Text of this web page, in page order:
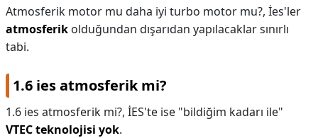
Atmosferik motor mu daha iyi turbo motor mu?, İes'ler
atmosferik olduğundan dışarıdan yapılacaklar sınırlı
tabi.
1.6 ies atmosferik mi?
1.6 ies atmosferik mi?, İES'te ise "bildiğim kadarı ile"
VTEC teknolojisi yok.